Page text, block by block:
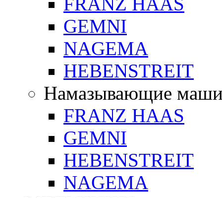
GEMNI
NAGEMA
HEBENSTREIT
Намазывающие
FRANZ HAAS
GEMNI
HEBENSTREIT
NAGEMA